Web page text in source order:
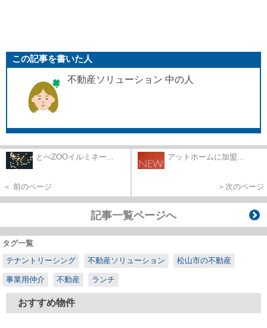
この記事を書いた人
不動産ソリューション 中の人
とべZOOイルミネー...
＜ 前のページ
アットホームに加盟...
＞次のページ
記事一覧ページへ
タグ一覧
テナントリーシング
不動産ソリューション 松山市の不動産
事業用仲介 不動産 ランチ
おすすめ物件